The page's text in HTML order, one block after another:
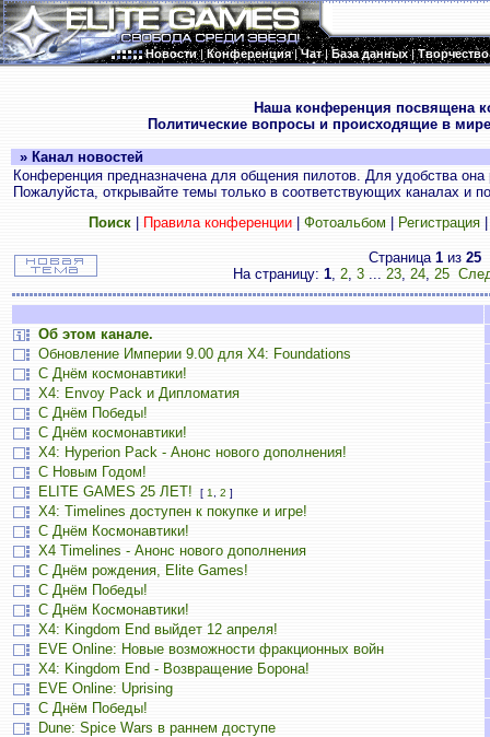
Новости|Конференция|Чат|База данных|Творчество
Наша конференция посвящена
Политические вопросы и происходящие в
» Канал новостей
Конференция предназначена для общения пилотов. Для удобства
Пожалуйста, открывайте темы только в соответствующих каналах и
Поиск| Правила конференции| Фотоальбом Регистрация
Страница 1из 25
На страницу: 1, 2, 3 ... 23, 24, 25
Об этом канале.
Обновление Империи 9.00 для X4: Foundations
С Днём космонавтики!
X4: Envoy Pack и Дипломатия
С Днём Победы!
С Днём космонавтики!
X4: Hyperion Pack - Анонс нового дополнения!
С Новым Годом!
ELITE GAMES 25 ЛЕТ!
[ 1 2 ]
X4: Timelines доступен к покупке и игре!
С Днём Космонавтики!
X4 Timelines - Анонс нового дополнения
С Днём рождения, Elite Games!
С Днём Победы!
С Днём Космонавтики!
X4: Kingdom End выйдет 12 апреля!
EVE Online: Новые возможности фракционных войн
X4: Kingdom End - Возвращение Борона!
EVE Online: Uprising
С Днём Победы!
Dune: Spice Wars в раннем доступе